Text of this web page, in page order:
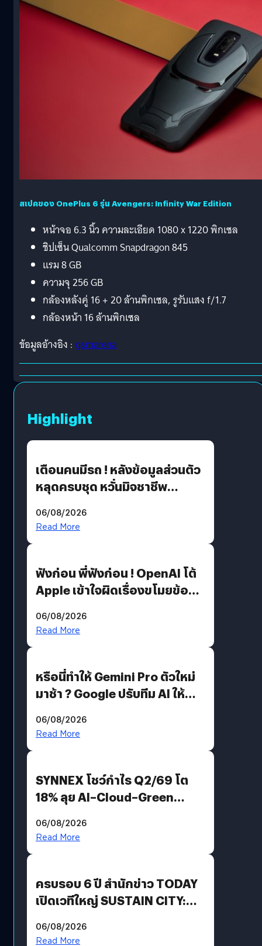
สเปคของ OnePlus 6 รุ่น Avengers: Infinity War Edition
หน้าจอ 6.3 นิ้ว ความละเอียด 1080 x 1220 พิกเซล
ชิปเซ็น Qualcomm Snapdragon 845
แรม 8 GB
ความจุ 256 GB
กล้องหลังคู่ 16 + 20 ล้านพิกเซล, รูรับแสง f/1.7
กล้องหน้า 16 ล้านพิกเซล
ข้อมูลอ้างอิง : gsmarena
Highlight
เตือนคนมีรถ ! หลังข้อมูลส่วนตัว
หลุดครบชุด หวั่นมิจชาชีพ
รหัสผ่านหลุด ไม่ใช่แฮ็กเกอร์
06/08/2026
Read More
ฟังก่อน พี่ฟังก่อน ! OpenAI โต้
Apple เข้าใจผิดเรื่องขโมยข้อมูล
06/08/2026
Read More
หรือนี่ทำให้ Gemini Pro ตัวใหม่
มาช้า ? Google ปรับทีม AI ให้
AGI
06/08/2026
Read More
SYNNEX โชว์กำไร Q2/69 โต
18% ลุย AI–Cloud–Green
Revenue เร่งเครื่อง New
06/08/2026
Read More
ครบรอบ 6 ปี สำนักข่าว TODAY
เปิดเวทีใหญ่ SUSTAIN CITY:
แนวทางปรับตัวสู่เศรษฐกิจสี
06/08/2026
Read More